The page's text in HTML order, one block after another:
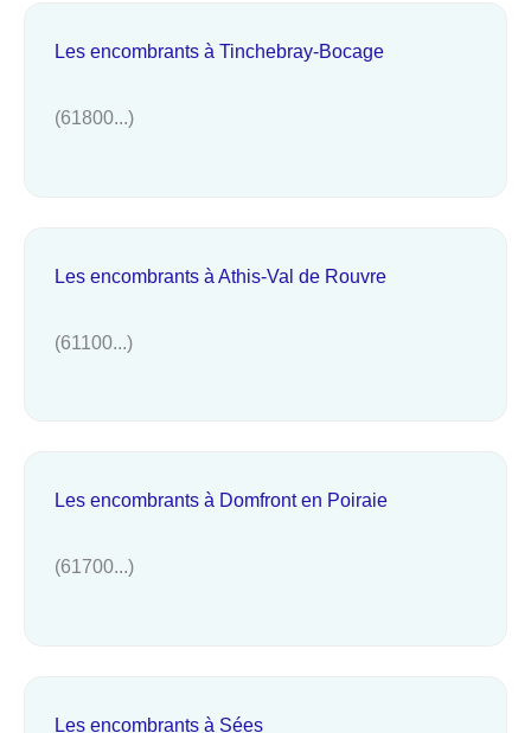
Les encombrants à Tinchebray-Bocage
(61800...)
Les encombrants à Athis-Val de Rouvre
(61100...)
Les encombrants à Domfront en Poiraie
(61700...)
Les encombrants à Sées